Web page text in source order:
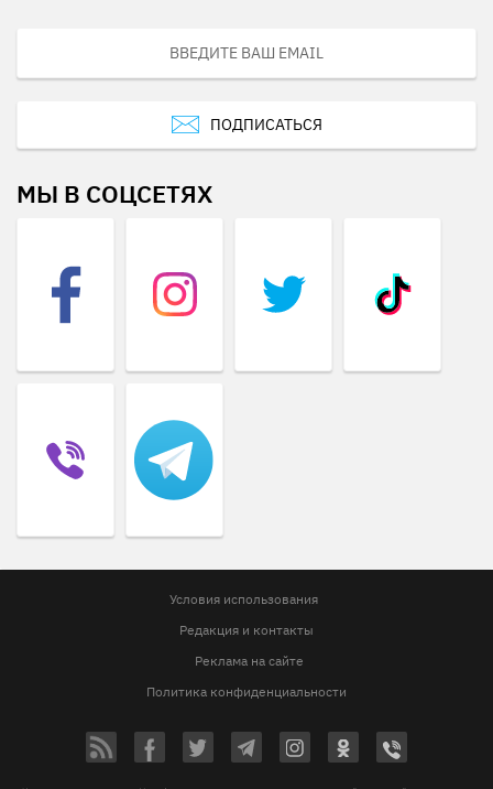
ПОДПИСАТЬСЯ
МЫ В СОЦСЕТЯХ
Условия использования
Редакция и контакты
Реклама на сайте
Политика конфиденциальности